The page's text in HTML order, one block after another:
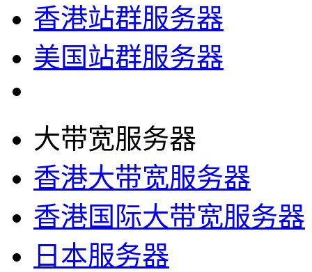
香港站群服务器
美国站群服务器
大带宽服务器
香港大带宽服务器
香港国际大带宽服务器
日本服务器